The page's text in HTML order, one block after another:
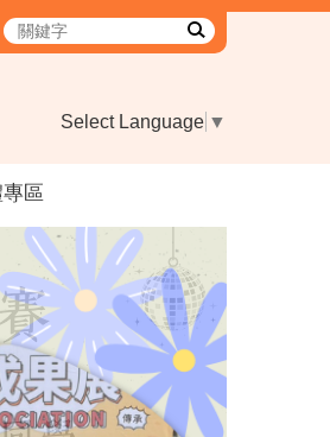
Select Language ▼
區